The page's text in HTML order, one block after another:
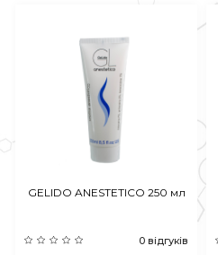
GELIDO ANESTETICO 250 мл
0 відгуків